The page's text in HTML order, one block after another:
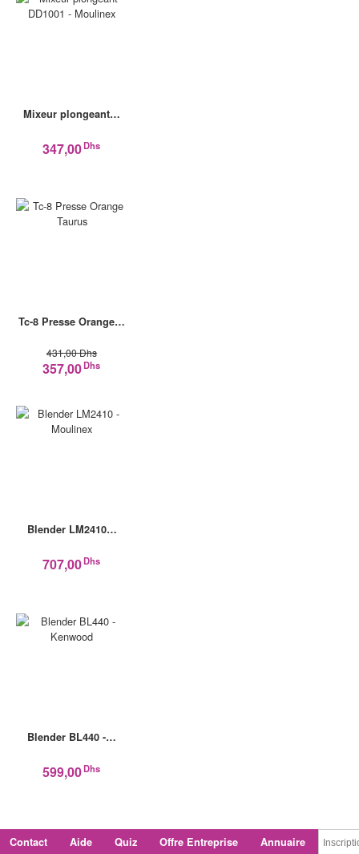
Mixeur plongeant…
347,00Dhs
Tc-8 Presse Orange…
431,00 Dhs
357,00Dhs
Blender LM2410…
707,00Dhs
Blender BL440 -…
599,00Dhs
Contact Aide Quiz Offre Entreprise Annuaire